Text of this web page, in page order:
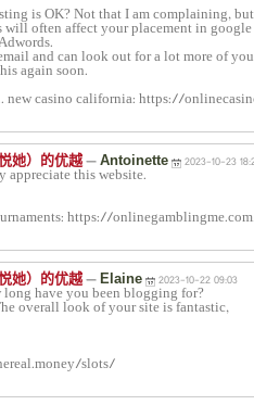
is OK? Not that I am complaining, but
often affect your placement in
and can look out for a lot more of
again soon.
new casino california: https://
她）的优越— Antoinette 2023-10-23
this website.
https://
她）的优越— Elaine 2023-10-22 09:03
have you been blogging for?
overall look of your site is fantastic,
slots/